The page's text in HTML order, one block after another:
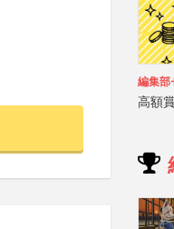
編集部
高額